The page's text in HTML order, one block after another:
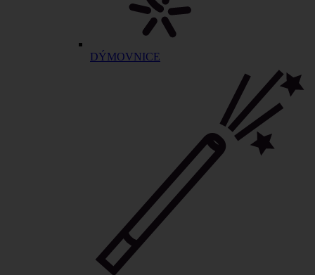
DÝMOVNICE